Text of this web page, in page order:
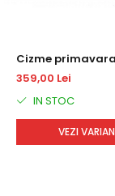
Cizme
DM1722
359,00 Lei
IN STOC
VEZI